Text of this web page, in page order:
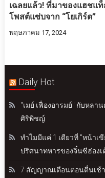
เฉลยแล้ว! ที่มาของแฮชแท็
โพสต์แซ่บจาก “โยเกิร์ต”
พฤษภาคม 17, 2024
Daily Hot
"เมย์ เฟื่องอารมย์" กับหลา
ศิริพิชญ์
ทำไมมีแค่ 1 เดียวที่ "หน้าเ
ปริศนาทหารของจิ๋นซีฮ่องเ
7 สัญญาณเตือนตอนตื่นเช้า